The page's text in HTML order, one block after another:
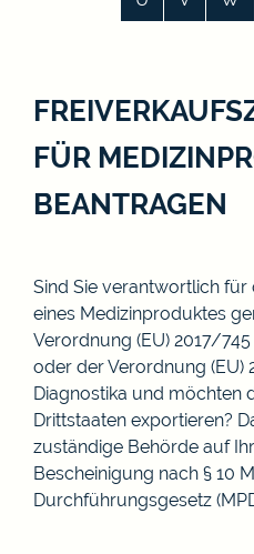
FÜR
BEANTRAGEN
Sind Sie verantwortlich
eines Medizinproduktes
Verordnung (EU) 2017/745
oder der Verordnung (EU)
Diagnostika und möchten
Drittstaaten exportieren?
zuständige Behörde auf
Bescheinigung nach § 10
Durchführungsgesetz